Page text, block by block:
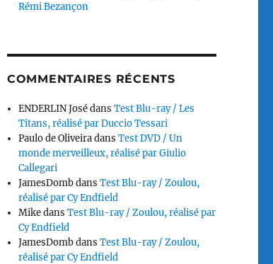
Rémi Bezançon
COMMENTAIRES RÉCENTS
ENDERLIN JosédansTest Blu-ray / Les
Titans, réalisé par Duccio Tessari
Paulo de OliveiradansTest DVD / Un
monde merveilleux, réalisé par Giulio
Callegari
JamesDombdansTest Blu-ray / Zoulou,
réalisé par Cy Endfield
MikedansTest Blu-ray / Zoulou, réalisé par
Cy Endfield
JamesDombdansTest Blu-ray / Zoulou,
réalisé par Cy Endfield